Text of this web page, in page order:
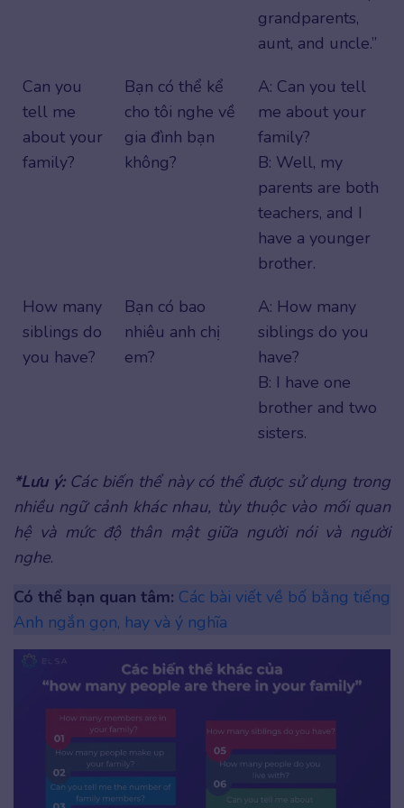
grandparents,
aunt, and uncle.”
Can you
tell me
about your
family?
Bạn có thể kể
cho tôi nghe về
gia đình bạn
không?
A: Can you tell
me about your
family?
B: Well, my
parents are both
teachers, and I
have a younger
brother.
How many
siblings do
you have?
Bạn có bao
nhiêu anh chị
em?
A: How many
siblings do you
have?
B: I have one
brother and two
sisters.
*Lưu ý:Các biến thể này có thể được sử dụng trong
nhiều ngữ cảnh khác nhau, tùy thuộc vào mối quan
hệ và mức độ thân mật giữa người nói và người
nghe.
Có thể bạn quan tâm: Các bài viết về bố bằng tiếng
Anh ngắn gọn, hay và ý nghĩa